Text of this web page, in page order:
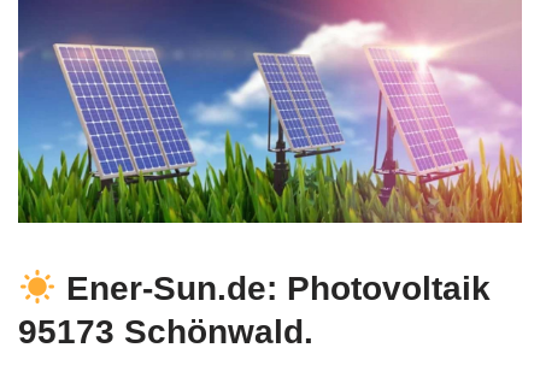
Ener-Sun.de: Photovoltaik
95173 Schönwald.